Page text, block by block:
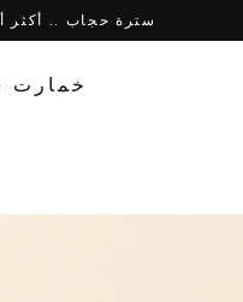
سترة حجاب .. أكثر
خمارت